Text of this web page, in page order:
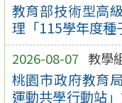
教育部技術型高
理「115學年度種
2026-08-07 教學
桃園市政府教育
運動共學行動站